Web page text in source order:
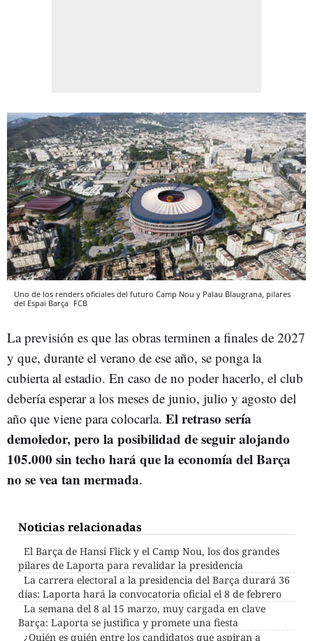
Uno de los renders oficiales del futuro Camp Nou y Palau Blaugrana, pilares
del Espai Barça FCB
La previsión es que las obras terminen a finales de 2027
y que, durante el verano de ese año, se ponga la
cubierta al estadio. En caso de no poder hacerlo, el club
debería esperar a los meses de junio, julio y agosto del
año que viene para colocarla. El retraso sería
demoledor, pero la posibilidad de seguir alojando
105.000 sin techo hará que la economía del Barça
no se vea tan mermada.
Noticias relacionadas
El Barça de Hansi Flick y el Camp Nou, los dos grandes
pilares de Laporta para revalidar la presidencia
La carrera electoral a la presidencia del Barça durará 36
días: Laporta hará la convocatoria oficial el 8 de febrero
La semana del 8 al 15 marzo, muy cargada en clave
Barça: Laporta se justifica y promete una fiesta
¿Quién es quién entre los candidatos que aspiran a